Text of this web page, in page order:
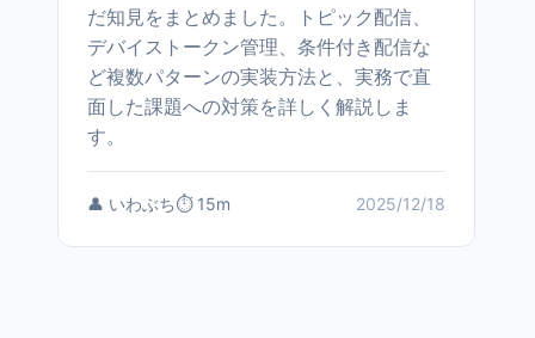
だ知見をまとめました。トピック配信、
デバイストークン管理、条件付き配信な
ど複数パターンの実装方法と、実務で直
面した課題への対策を詳しく解説しま
す。
👤 いわぶち⏱️ 15m 2025/12/18